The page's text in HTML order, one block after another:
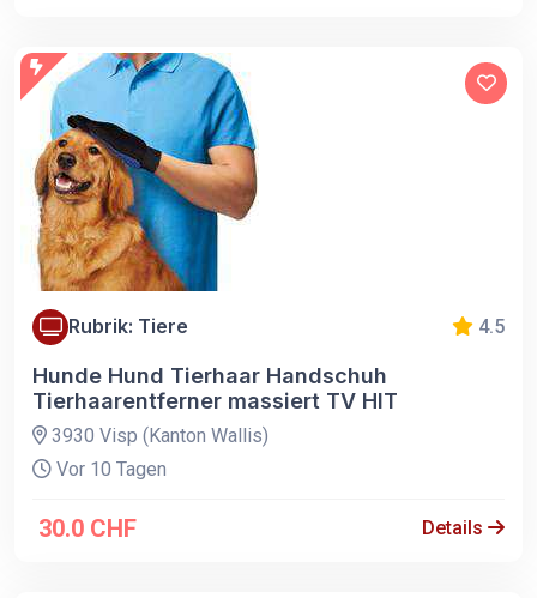
Rubrik: Tiere 4.5
Hunde Hund Tierhaar Handschuh
Tierhaarentferner massiert TV HIT
3930 Visp (Kanton Wallis)
Vor 10 Tagen
30.0 CHF Details